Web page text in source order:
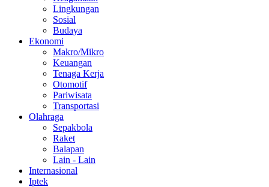
Lingkungan
Sosial
Budaya
Ekonomi
Makro/Mikro
Keuangan
Tenaga Kerja
Otomotif
Pariwisata
Transportasi
Olahraga
Sepakbola
Raket
Balapan
Lain - Lain
Internasional
Iptek